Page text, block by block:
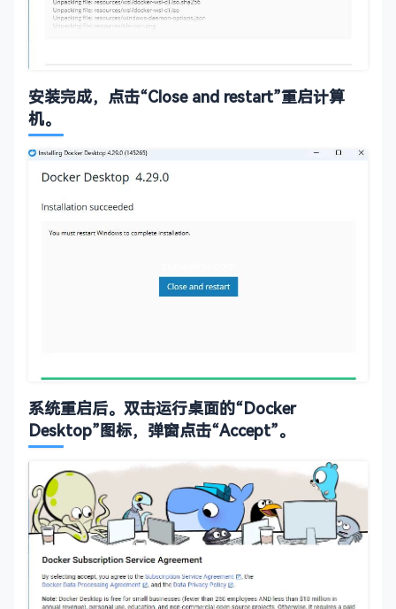
安装完成，点击“Close and restart”重启计算
机。
系统重启后。双击运行桌面的“Docker
Desktop”图标，弹窗点击“Accept”。